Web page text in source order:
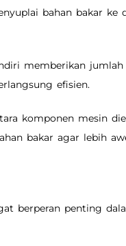
bahan bakar ke
memberikan
efisien.
komponen mesin
bakar agar lebih
berperan penting